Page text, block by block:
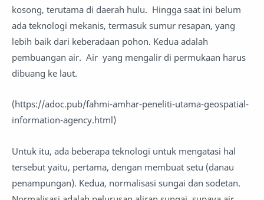
kosong, terutama di daerah hulu. Hingga saat ini belum
ada teknologi mekanis, termasuk sumur resapan, yang
lebih baik dari keberadaan pohon. Kedua adalah
pembuangan air. Air yang mengalir di permukaan harus
dibuang ke laut.
(https://adoc.pub/fahmi-amhar-peneliti-utama-geospatial-
information-agency.html)
Untuk itu, ada beberapa teknologi untuk mengatasi hal
tersebut yaitu, pertama, dengan membuat setu (danau
penampungan). Kedua, normalisasi sungai dan sodetan.